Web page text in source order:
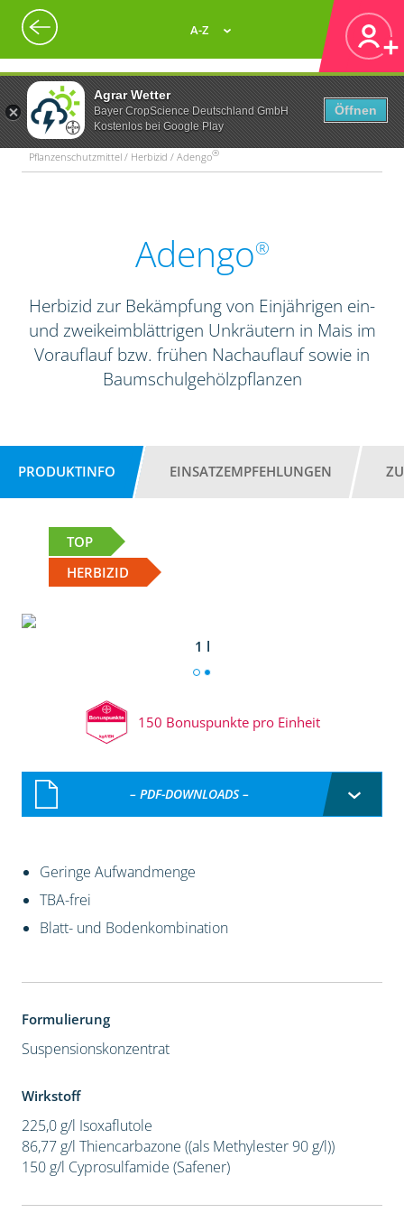
Agrar Wetter
Bayer CropScience Deutschland GmbH
Kostenlos bei Google Play
Öffnen
A-Z
Pflanzenschutzmittel / Herbizid / Adengo®
Adengo®
Herbizid zur Bekämpfung von Einjährigen ein-
und zweikeimblättrigen Unkräutern in Mais im
Vorauflauf bzw. frühen Nachauflauf sowie in
Baumschulgehölzpflanzen
PRODUKTINFO EINSATZEMPFEHLUNGEN
TOP
HERBIZID
1 l
150 Bonuspunkte pro Einheit
– PDF-DOWNLOADS –
Geringe Aufwandmenge
TBA-frei
Blatt- und Bodenkombination
Formulierung
Suspensionskonzentrat
Wirkstoff
225,0 g/l Isoxaflutole
86,77 g/l Thiencarbazone ((als Methylester 90 g/l))
150 g/l Cyprosulfamide (Safener)